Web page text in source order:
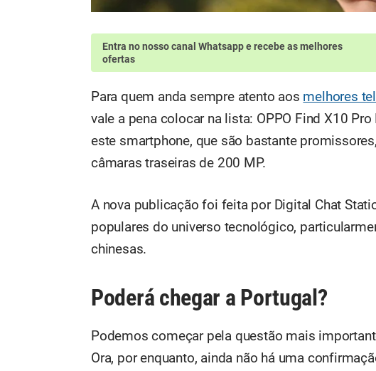
Entra no nosso canal Whatsappe recebe as melhores
ofertas
Para quem anda sempre atento aos melhores
vale a pena colocar na lista: OPPO Find X10
este smartphone, que são bastante
câmaras traseiras de 200 MP.
A nova publicação foi feita por Digital Chat
populares do universo tecnológico,
chinesas.
Poderá chegar a Portugal?
Podemos começar pela questão mais
Ora, por enquanto, ainda não há uma